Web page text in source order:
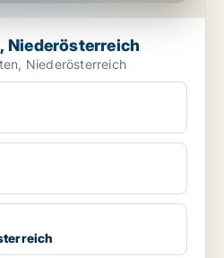
Niederösterreich
Niederösterreich